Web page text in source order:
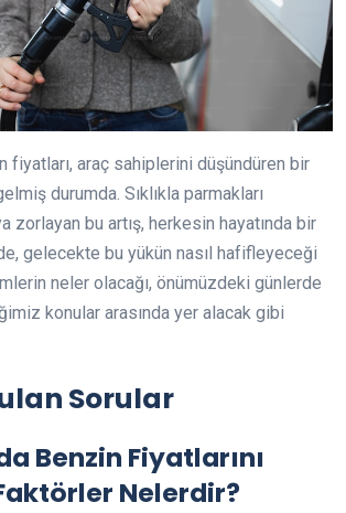
fiyatları, araç sahiplerini düşündüren bir
durumda. Sıklıkla parmakları
zorlayan bu artış, herkesin hayatında bir
gelecekte bu yükün nasıl hafifleyeceği
neler olacağı, önümüzdeki günlerde
konular arasında yer alacak gibi
Sorular
Benzin Fiyatlarını
Nelerdir?